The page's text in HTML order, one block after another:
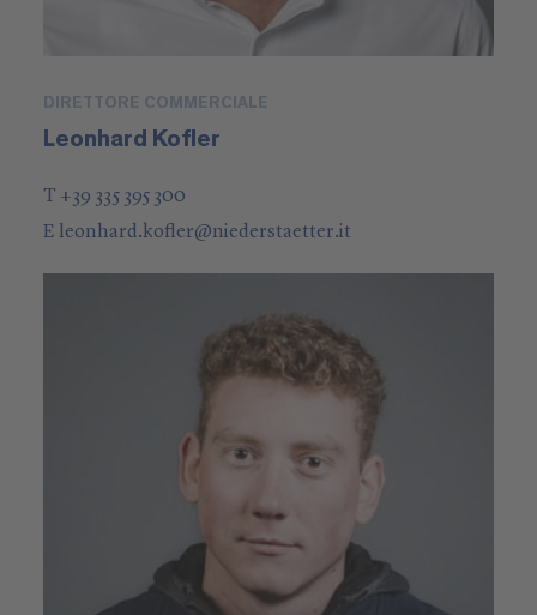
DIRETTORE COMMERCIALE
Leonhard Kofler
T +39 335 395 300
E leonhard.kofler@niederstaetter.it